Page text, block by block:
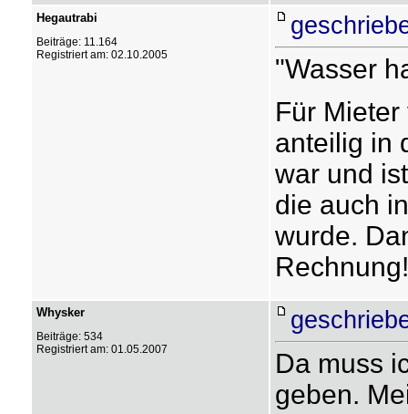
Hegautrabi
Beiträge: 11.164
Registriert am: 02.10.2005
"Wasser
Für
anteilig in
war und
die auch
wurde.
Rechnung!
Whysker
Beiträge: 534
Registriert am: 01.05.2007
Da muss
geben.